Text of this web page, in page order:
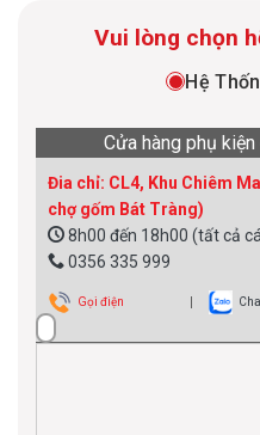
Vui lòng chọn
Hệ
Cửa hàng phụ
Đia chỉ: CL4, Khu Chiêm
chợ gốm Bát Tràng)
8h00 đến 18h00 (tất cả
0356 335 999
Gọi điện